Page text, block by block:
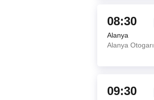
08:30
Alanya
Alanya Otogarı
09:30